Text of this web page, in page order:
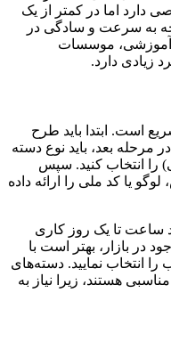
دارد اما در کمتر از یک
به سرعت و سادگی در
آموزشی، موسسات
دارد.
است. ابتدا باید طرح
مرحله بعد، باید نوع دسته
را انتخاب کنید. سپس
یا کد ملی را ارائه داده
ساعت تا یک روز کاری
در بازار، بهتر است با
انتخاب نمایید. دسته‌های
هستند، زیرا نیاز به